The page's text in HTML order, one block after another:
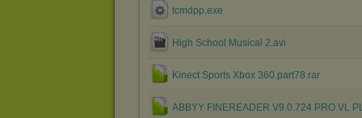
tcmdpp.exe
High School Musical 2.avi
Kinect Sports Xbox 360.part78.rar
ABBYY FINEREADER V9.0.724 PRO VL